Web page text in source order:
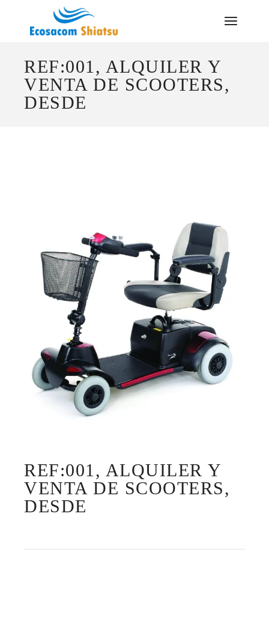
REF:001, ALQUILER Y
VENTA DE SCOOTERS,
DESDE
REF:001, ALQUILER Y
VENTA DE SCOOTERS,
DESDE